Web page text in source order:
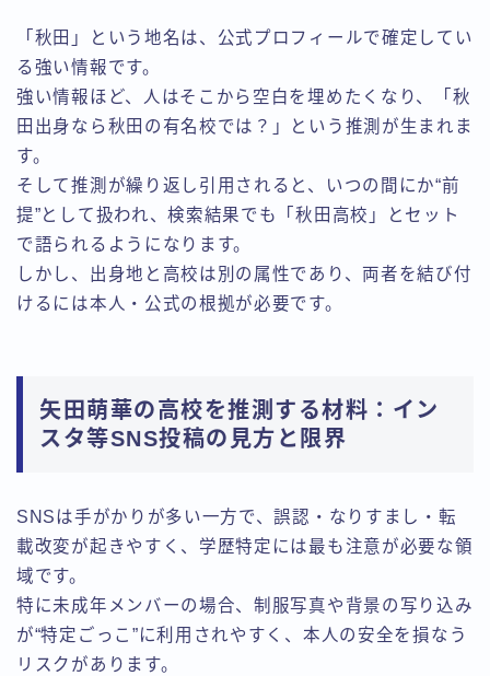
「秋田」という地名は、公式プロフィールで確定してい
る強い情報です。
強い情報ほど、人はそこから空白を埋めたくなり、「秋
田出身なら秋田の有名校では？」という推測が生まれま
す。
そして推測が繰り返し引用されると、いつの間にか“前
提”として扱われ、検索結果でも「秋田高校」とセット
で語られるようになります。
しかし、出身地と高校は別の属性であり、両者を結び付
けるには本人・公式の根拠が必要です。
矢田萌華の高校を推測する材料：イン
スタ等SNS投稿の見方と限界
SNSは手がかりが多い一方で、誤認・なりすまし・転
載改変が起きやすく、学歴特定には最も注意が必要な領
域です。
特に未成年メンバーの場合、制服写真や背景の写り込み
が“特定ごっこ”に利用されやすく、本人の安全を損なう
リスクがあります。